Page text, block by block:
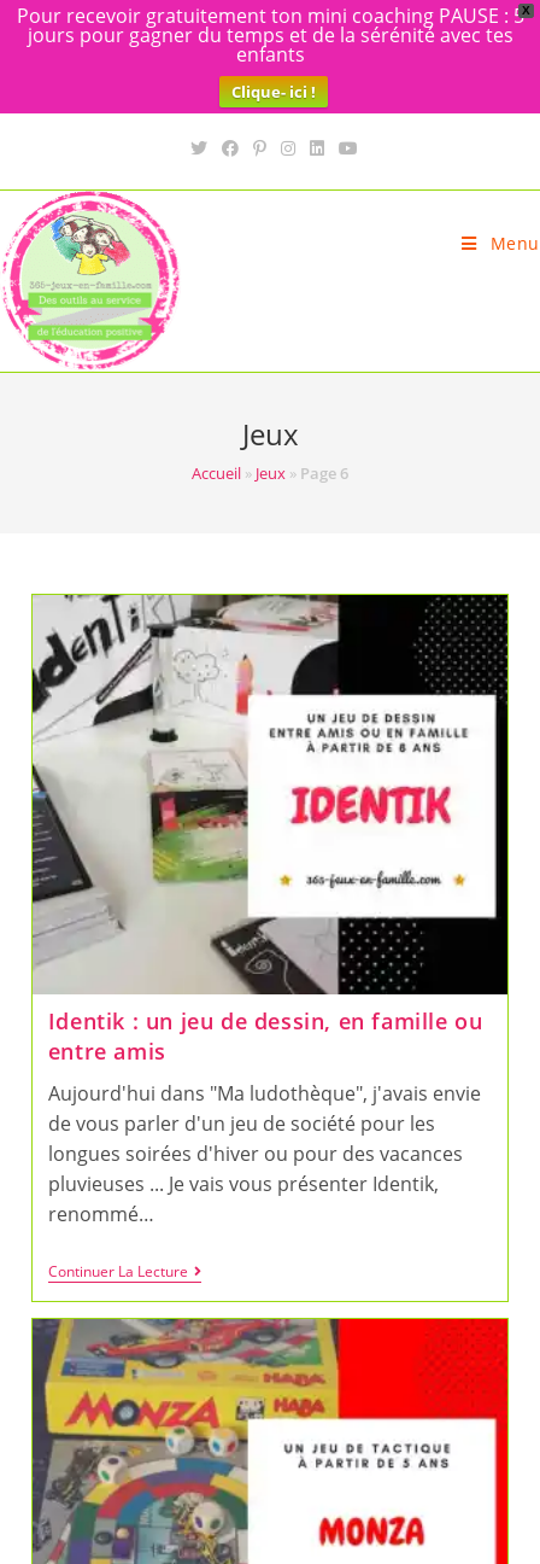
X
Pour recevoir gratuitement ton mini coaching PAUSE : 5
jours pour gagner du temps et de la sérénité avec tes
enfants
Clique- ici !
Menu
Jeux
Accueil » Jeux » Page 6
Identik : un jeu de dessin, en famille ou
entre amis
Aujourd'hui dans "Ma ludothèque", j'avais envie
de vous parler d'un jeu de société pour les
longues soirées d'hiver ou pour des vacances
pluvieuses ... Je vais vous présenter Identik,
renommé…
Continuer La LectureIdentik
:
Un
Jeu
De
Dessin,
En
Famille
Ou
Entre
Amis